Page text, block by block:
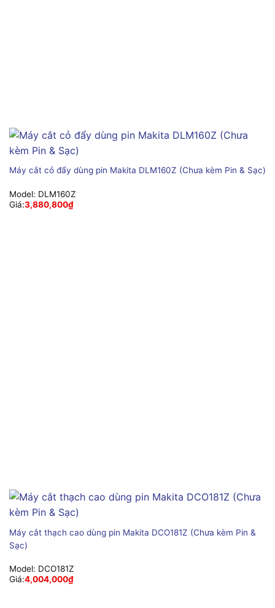
Máy cắt cỏ đẩy dùng pin Makita DLM160Z (Chưa kèm Pin & Sạc)
Model: DLM160Z
Giá:3,880,800₫
Máy cắt thạch cao dùng pin Makita DCO181Z (Chưa kèm Pin &
Sạc)
Model: DCO181Z
Giá:4,004,000₫